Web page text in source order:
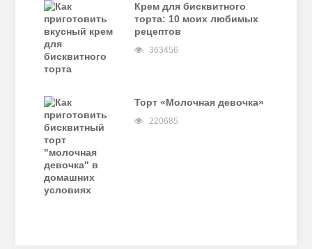
Крем для бисквитного
торта: 10 моих любимых
рецептов
363456
Торт «Молочная девочка»
220685